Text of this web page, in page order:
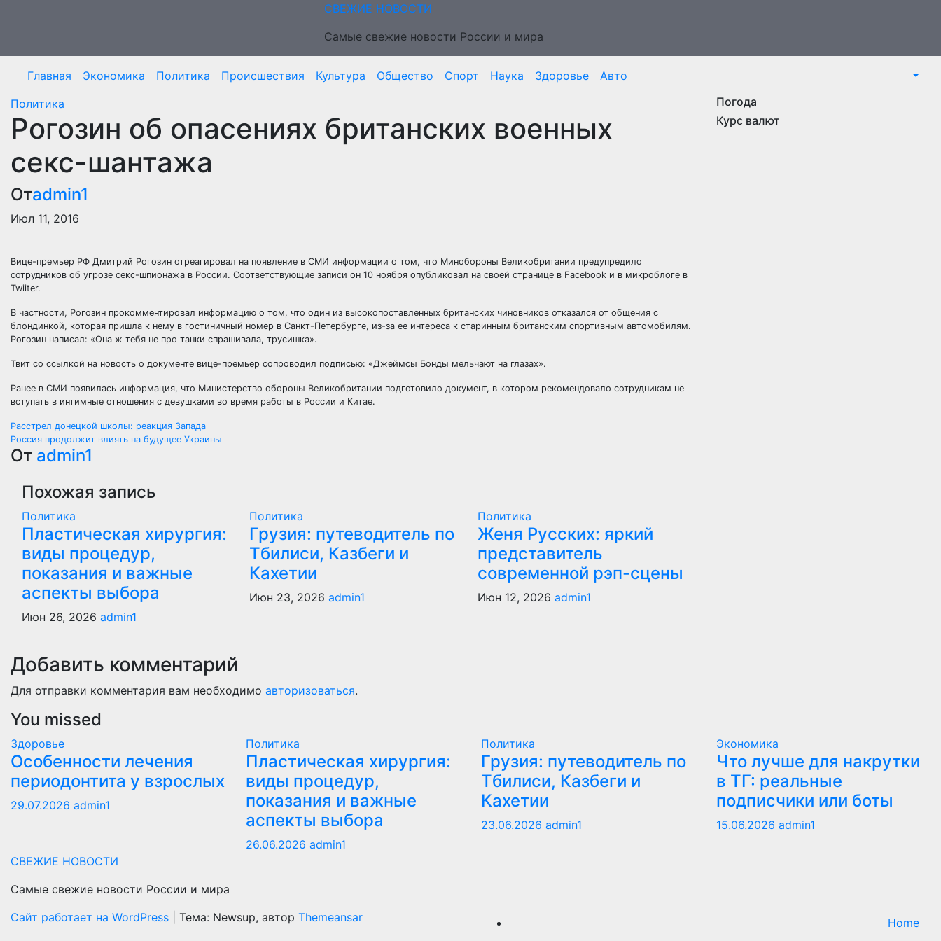
СВЕЖИЕ НОВОСТИ
Самые свежие новости России и мира
Главная Экономика Политика Происшествия Культура Общество Спорт Наука Здоровье
Авто
Политика
Рогозин об опасениях британских военных
секс-шантажа
Отadmin1
Июл 11, 2016
Вице-премьер РФ Дмитрий Рогозин отреагировал на появление в СМИ информации о том, что Минобороны Великобритании предупредило
сотрудников об угрозе секс-шпионажа в России. Соответствующие записи он 10 ноября опубликовал на своей странице в Facebook и в микроблоге в
Twiiter.
В частности, Рогозин прокомментировал информацию о том, что один из высокопоставленных британских чиновников отказался от общения с
блондинкой, которая пришла к нему в гостиничный номер в Санкт-Петербурге, из-за ее интереса к старинным британским спортивным автомобилям.
Рогозин написал: «Она ж тебя не про танки спрашивала, трусишка».
Твит со ссылкой на новость о документе вице-премьер сопроводил подписью: «Джеймсы Бонды мельчают на глазах».
Ранее в СМИ появилась информация, что Министерство обороны Великобритании подготовило документ, в котором рекомендовало сотрудникам не
вступать в интимные отношения с девушками во время работы в России и Китае.
Навигация
по
записям
Расстрел донецкой школы: реакция Запада
Россия продолжит влиять на будущее Украины
От admin1
Похожая запись
Политика
Пластическая хирургия:
виды процедур,
показания и важные
аспекты выбора
Июн 26, 2026 admin1
Политика
Грузия: путеводитель по
Тбилиси, Казбеги и
Кахетии
Июн 23, 2026admin1
Политика
Женя Русских: яркий
представитель
современной рэп-сцены
Июн 12, 2026 admin1
Добавить комментарий
Для отправки комментария вам необходимо авторизоваться.
Погода
Курс валют
You missed
Здоровье
Особенности лечения
периодонтита у взрослых
29.07.2026 admin1
Политика
Пластическая хирургия:
виды процедур,
показания и важные
аспекты выбора
26.06.2026 admin1
Политика
Грузия: путеводитель по
Тбилиси, Казбеги и
Кахетии
23.06.2026 admin1
Экономика
Что лучше для накрутки
в ТГ: реальные
подписчики или боты
15.06.2026 admin1
СВЕЖИЕ НОВОСТИ
Самые свежие новости России и мира
Сайт работает на WordPress
Тема: Newsup, автор Themeansar Home